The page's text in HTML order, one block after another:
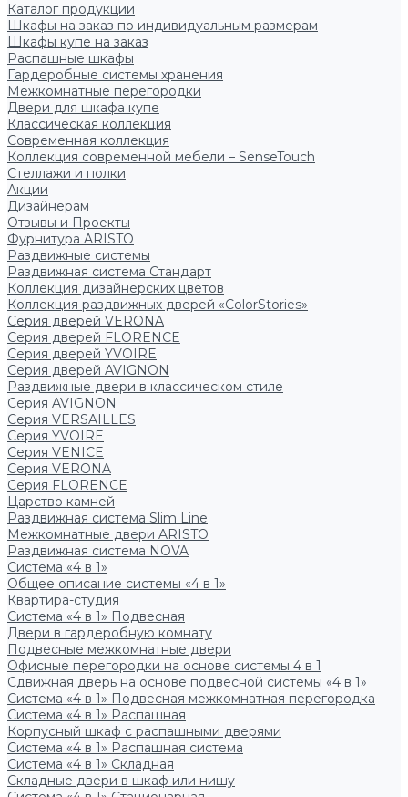
Каталог продукции
Шкафы на заказ по индивидуальным размерам
Шкафы купе на заказ
Распашные шкафы
Гардеробные системы хранения
Межкомнатные перегородки
Двери для шкафа купе
Классическая коллекция
Современная коллекция
Коллекция современной мебели – SenseTouch
Стеллажи и полки
Акции
Дизайнерам
Отзывы и Проекты
Фурнитура ARISTO
Раздвижные системы
Раздвижная система Стандарт
Коллекция дизайнерских цветов
Коллекция раздвижных дверей «ColorStories»
Серия дверей VERONA
Серия дверей FLORENCE
Серия дверей YVOIRE
Серия дверей AVIGNON
Раздвижные двери в классическом стиле
Серия AVIGNON
Серия VERSAILLES
Серия YVOIRE
Серия VENICE
Серия VERONA
Серия FLORENCE
Царство камней
Раздвижная система Slim Line
Межкомнатные двери ARISTO
Раздвижная система NOVA
Система «4 в 1»
Общее описание системы «4 в 1»
Квартира-студия
Система «4 в 1» Подвесная
Двери в гардеробную комнату
Подвесные межкомнатные двери
Офисные перегородки на основе системы 4 в 1
Сдвижная дверь на основе подвесной системы «4 в 1»
Система «4 в 1» Подвесная межкомнатная перегородка
Система «4 в 1» Распашная
Корпусный шкаф с распашными дверями
Система «4 в 1» Распашная система
Система «4 в 1» Складная
Складные двери в шкаф или нишу